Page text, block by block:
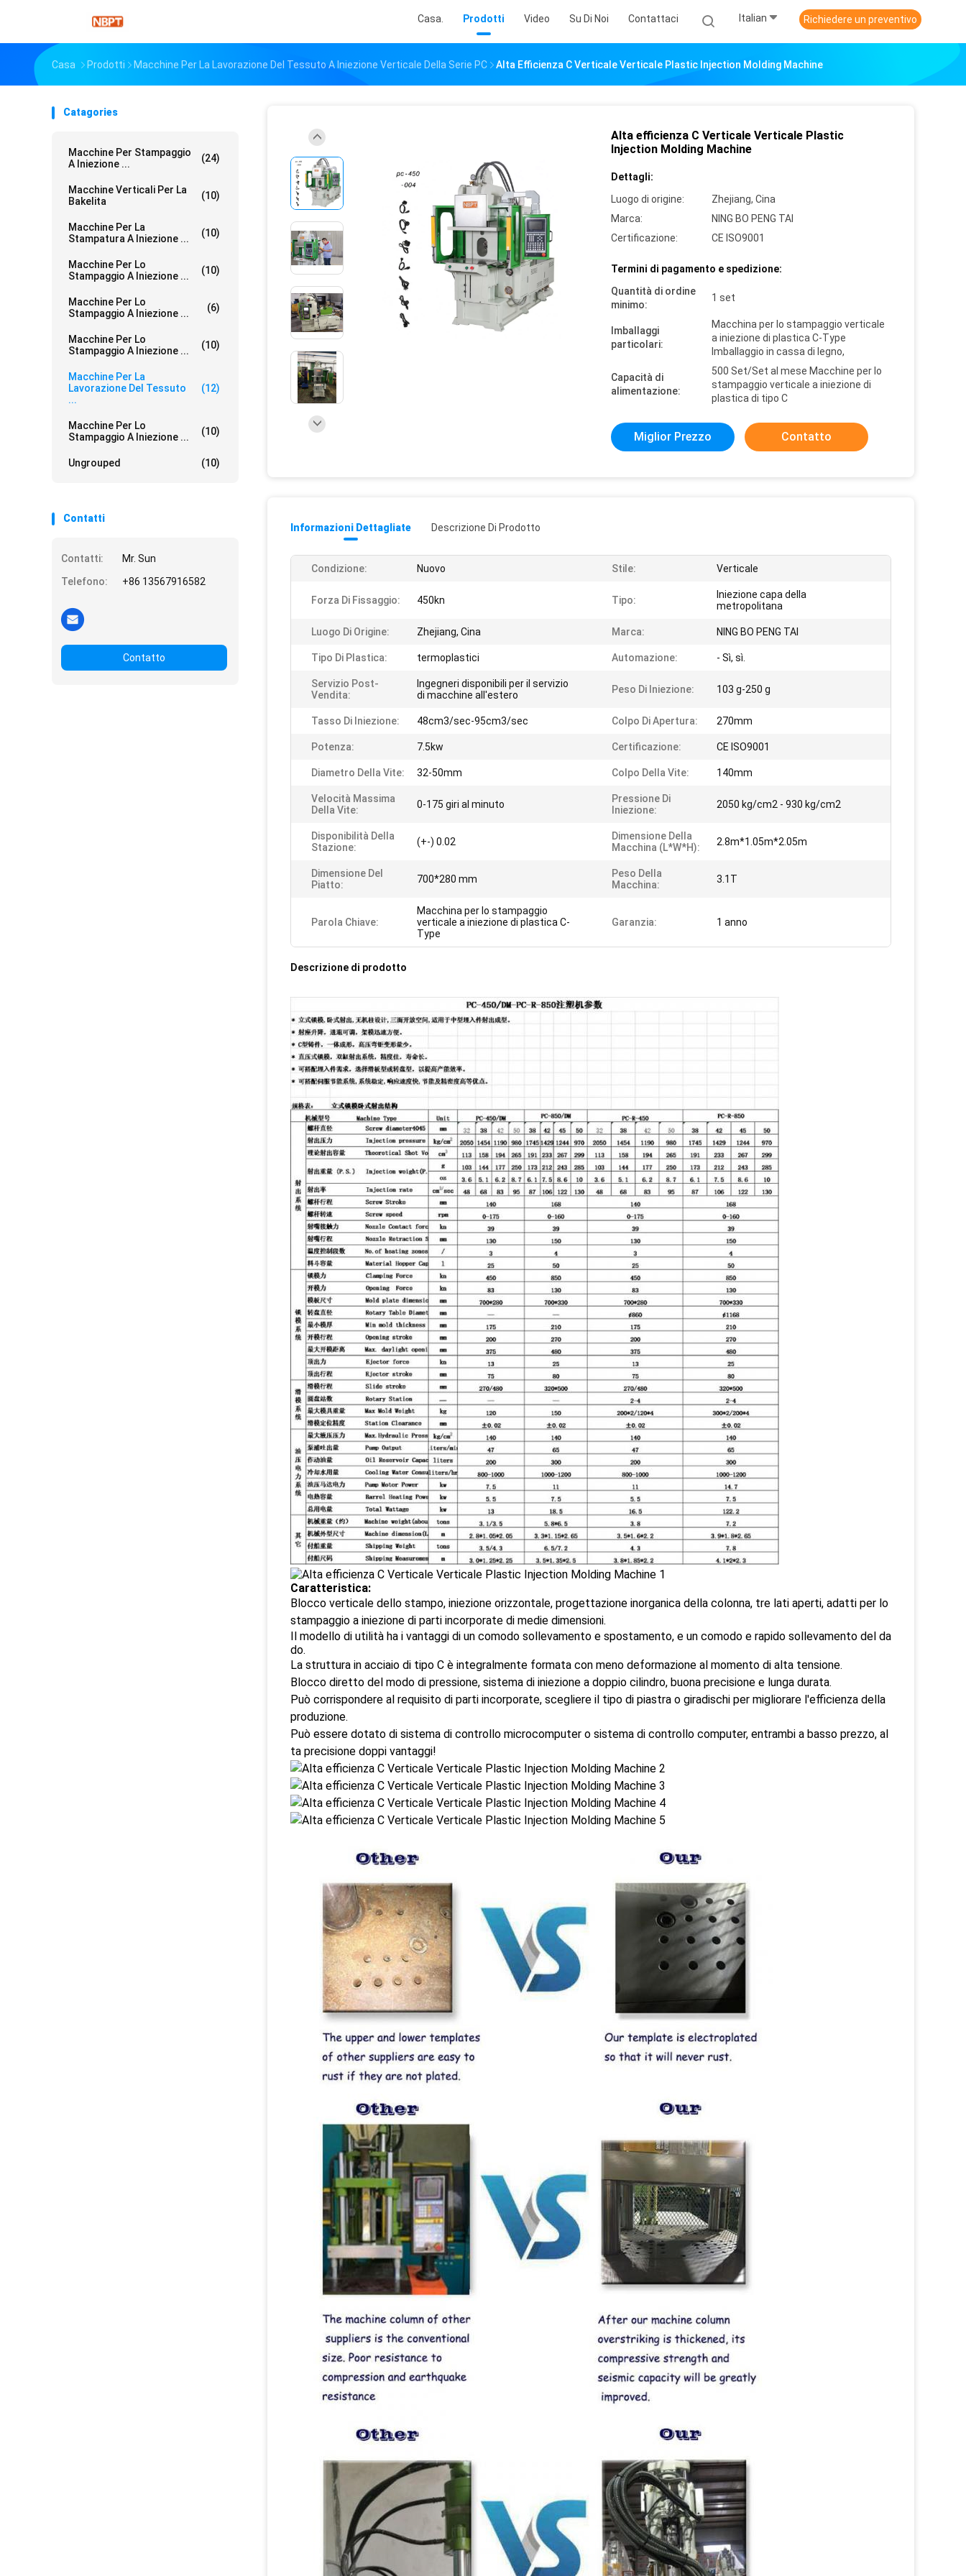
Casa. Prodotti Video Su Di Noi Contattaci Italian Richiedere un preventivo
Casa Prodotti Macchine Per La Lavorazione Del Tessuto A Iniezione Verticale Della Serie PC Alta Efficienza C Verticale Verticale Plastic Injection Molding Machine
Catagories
Macchine Per Stampaggio
A Iniezione ...
(24)
Macchine Verticali Per La
Bakelita
(10)
Macchine Per La
Stampatura A Iniezione ...
(10)
Macchine Per Lo
Stampaggio A Iniezione ...
(10)
Macchine Per Lo
Stampaggio A Iniezione ...
(6)
Macchine Per Lo
Stampaggio A Iniezione ...
(10)
Macchine Per La
Lavorazione Del Tessuto
...
(12)
Macchine Per Lo
Stampaggio A Iniezione ...
(10)
Ungrouped (10)
Contatti
Contatti:
Mr. Sun
Telefono:
+86 13567916582
Contatto
Alta efficienza C Verticale Verticale Plastic
Injection Molding Machine
Dettagli:
Luogo di origine:
Zhejiang, Cina
Marca:
NING BO PENG TAI
Certificazione:
CE ISO9001
Termini di pagamento e spedizione:
Quantità di ordine
minimo:
1 set
Imballaggi
particolari:
Macchina per lo stampaggio verticale
a iniezione di plastica C-Type
Imballaggio in cassa di legno,
Capacità di
alimentazione:
500 Set/Set al mese Macchine per lo
stampaggio verticale a iniezione di
plastica di tipo C
Miglior Prezzo Contatto
Informazioni Dettagliate Descrizione Di Prodotto
Condizione: Nuovo Stile: Verticale
Forza Di Fissaggio: 450kn Tipo:
Iniezione capa della
metropolitana
Luogo Di Origine: Zhejiang, Cina Marca: NING BO PENG TAI
Tipo Di Plastica: termoplastici Automazione: - Sì, sì.
Servizio Post-
Vendita:
Ingegneri disponibili per il servizio
di macchine all'estero
Peso Di Iniezione: 103 g-250 g
Tasso Di Iniezione: 48cm3/sec-95cm3/sec Colpo Di Apertura: 270mm
Potenza: 7.5kw Certificazione: CE ISO9001
Diametro Della Vite: 32-50mm Colpo Della Vite: 140mm
Velocità Massima
Della Vite:
0-175 giri al minuto
Pressione Di
Iniezione:
2050 kg/cm2 - 930 kg/cm2
Disponibilità Della
Stazione:
(+-) 0.02
Dimensione Della
Macchina (L*W*H):
2.8m*1.05m*2.05m
Dimensione Del
Piatto:
700*280 mm
Peso Della
Macchina:
3.1T
Parola Chiave:
Macchina per lo stampaggio
verticale a iniezione di plastica C-
Type
Garanzia: 1 anno
Descrizione di prodotto
Caratteristica:
Blocco verticale dello stampo, iniezione orizzontale, progettazione inorganica della colonna, tre lati aperti, adatti per lo
stampaggio a iniezione di parti incorporate di medie dimensioni.
Il modello di utilità ha i vantaggi di un comodo sollevamento e spostamento, e un comodo e rapido sollevamento del da
do.
La struttura in acciaio di tipo C è integralmente formata con meno deformazione al momento di alta tensione.
Blocco diretto del modo di pressione, sistema di iniezione a doppio cilindro, buona precisione e lunga durata.
Può corrispondere al requisito di parti incorporate, scegliere il tipo di piastra o giradischi per migliorare l'efficienza della
produzione.
Può essere dotato di sistema di controllo microcomputer o sistema di controllo computer, entrambi a basso prezzo, al
ta precisione doppi vantaggi!